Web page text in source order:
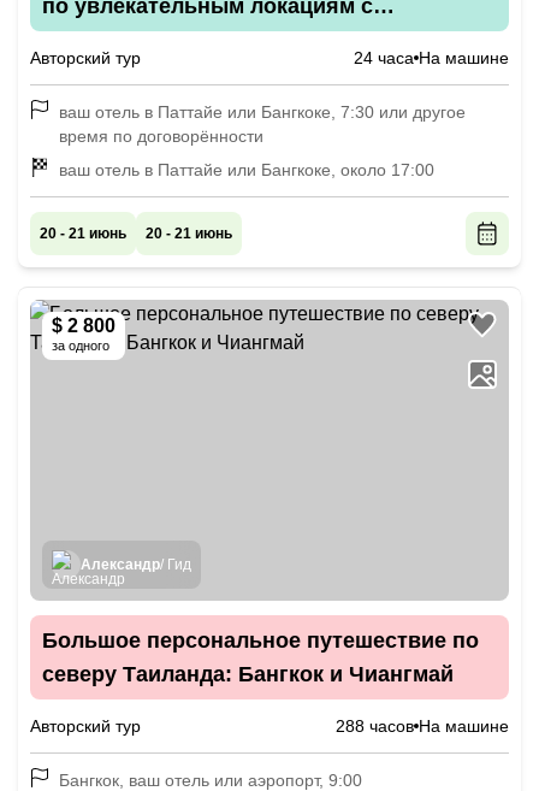
по увлекательным локациям с
Авторский тур 24 часа На машине
ваш отель в Паттайе или Бангкоке, 7:30 или другое
время по договорённости
ваш отель в Паттайе или Бангкоке, около 17:00
20 - 21 июнь 20 - 21 июнь
$ 2 800
за одного
Александр/ Гид
Большое персональное путешествие по
северу Таиланда: Бангкок и Чиангмай
Авторский тур 288 часов На машине
Бангкок, ваш отель или аэропорт, 9:00